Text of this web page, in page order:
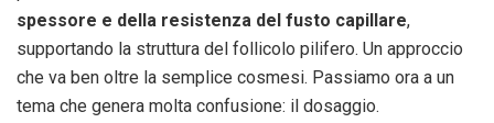
spessore e della resistenza del fusto capillare,
supportando la struttura del follicolo pilifero. Un approccio
che va ben oltre la semplice cosmesi. Passiamo ora a un
tema che genera molta confusione: il dosaggio.